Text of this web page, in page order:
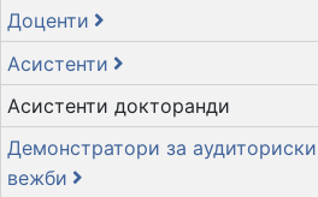
Доценти
Асистенти
Асистенти докторанди
Демонстратори за
вежби